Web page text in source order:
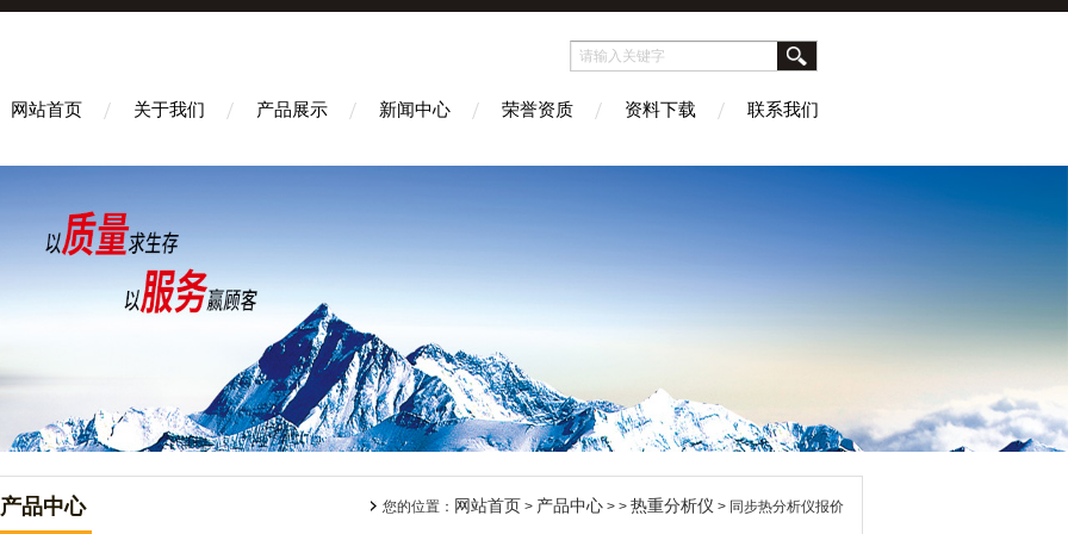
网站首页 关于我们 产品展示 新闻中心 荣誉资质 资料下载 联系我们
产品中心 您的位置： 网站首页 > 产品中心 > > 热重分析仪 > 同步热分析仪报价